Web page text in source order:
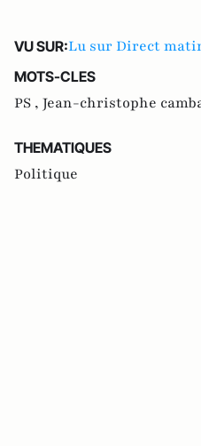
VU SUR:Lu sur Direct
MOTS-CLES
PS , Jean-christophe
THEMATIQUES
Politique